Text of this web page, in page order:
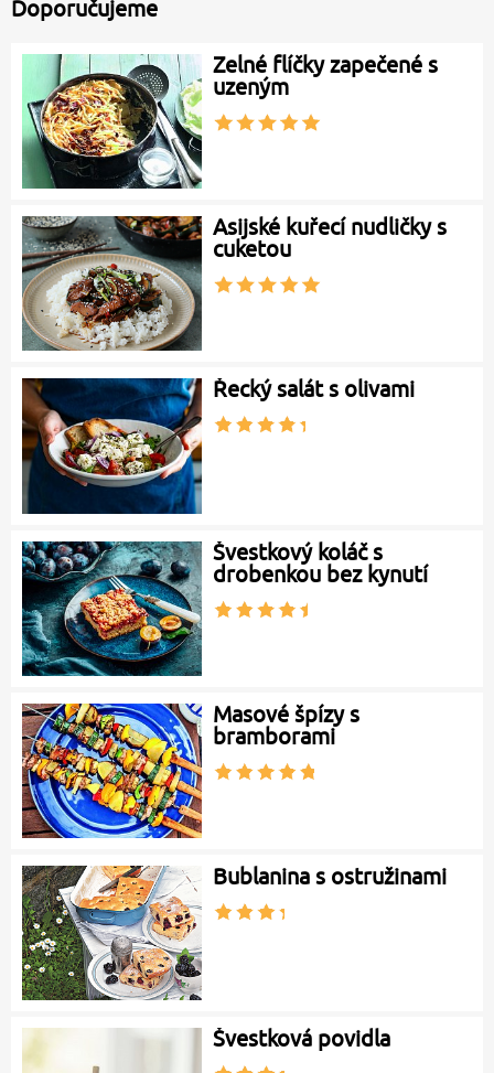
Doporučujeme
Zelné flíčky zapečené s
uzeným
Asijské kuřecí nudličky s
cuketou
Řecký salát s olivami
Švestkový koláč s
drobenkou bez kynutí
Masové špízy s
bramborami
Bublanina s ostružinami
Švestková povidla